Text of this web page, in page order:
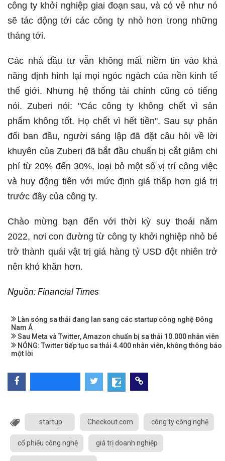
công ty khởi nghiệp giai đoạn sau, và có vẻ như nó
sẽ tác động tới các công ty nhỏ hơn trong những
tháng tới.
Các nhà đầu tư vẫn không mất niềm tin vào khả
năng định hình lại mọi ngóc ngách của nền kinh tế
thế giới. Nhưng hệ thống tài chính cũng có tiếng
nói. Zuberi nói: "Các công ty không chết vì sản
phẩm không tốt. Họ chết vì hết tiền". Sau sự phản
đối ban đầu, người sáng lập đã đặt câu hỏi về lời
khuyên của Zuberi đã bắt đầu chuẩn bị cắt giảm chi
phí từ 20% đến 30%, loại bỏ một số vị trí công việc
và huy động tiền với mức định giá thấp hơn giá trị
trước đây của công ty.
Chào mừng bạn đến với thời kỳ suy thoái năm
2022, nơi con đường từ công ty khởi nghiệp nhỏ bé
trở thành quái vật trị giá hàng tỷ USD đột nhiên trở
nên khó khăn hơn.
Nguồn: Financial Times
Làn sóng sa thải đang lan sang các startup công nghệ Đông
Nam Á
Sau Meta và Twitter, Amazon chuẩn bị sa thải 10.000 nhân viên
NÓNG: Twitter tiếp tục sa thải 4.400 nhân viên, không thông báo
một lời
startup Checkout.com công ty công nghệ
cổ phiếu công nghệ giá trị doanh nghiệp